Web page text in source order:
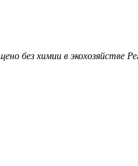
без химии в экохозяйстве